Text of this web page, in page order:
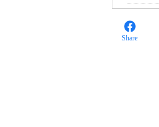
Share